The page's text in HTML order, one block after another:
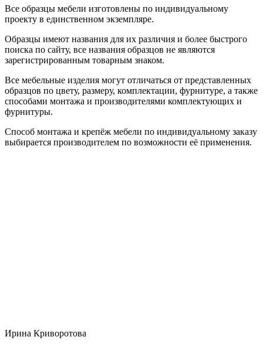
Все образцы мебели изготовлены по индивидуальному
проекту в единственном экземпляре.
Образцы имеют названия для их различия и более быстрого
поиска по сайту, все названия образцов не являются
зарегистрированным товарным знаком.
Все мебельные изделия могут отличаться от представленных
образцов по цвету, размеру, комплектации, фурнитуре, а также
способами монтажа и производителями комплектующих и
фурнитуры.
Способ монтажа и крепёж мебели по индивидуальному заказу
выбирается производителем по возможности её применения.
Ирина Криворотова